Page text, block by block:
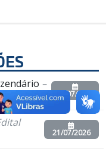
–
21/07/2026
21/07/2026